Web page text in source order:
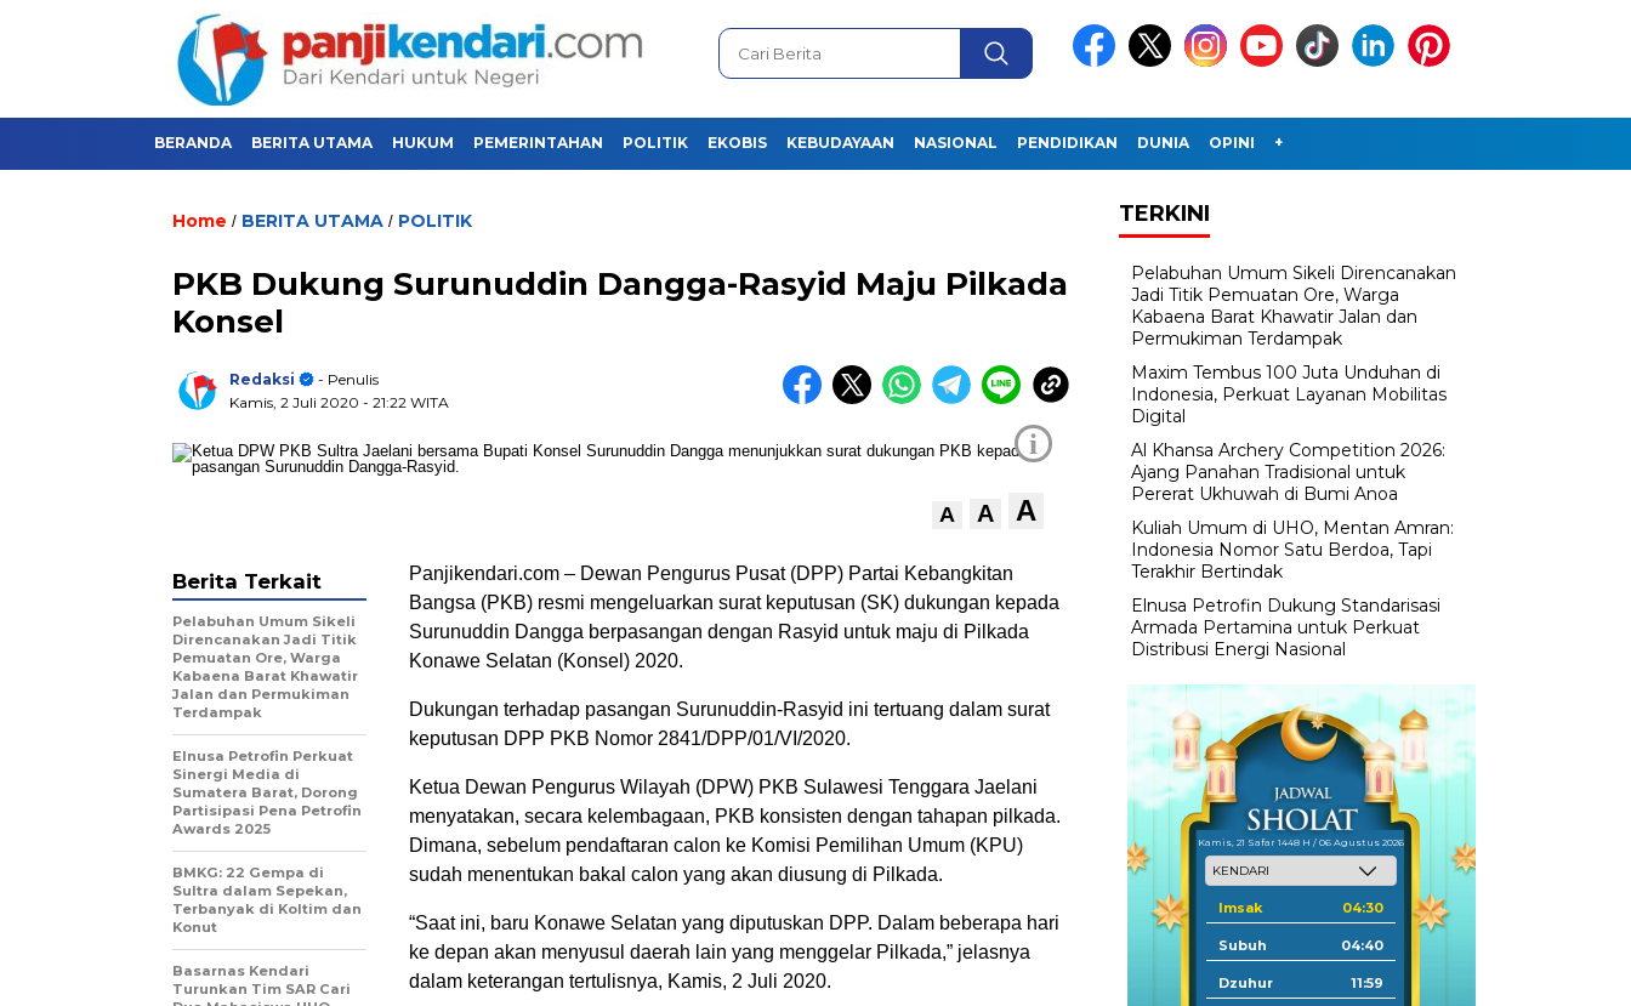
BERANDA BERITA UTAMA HUKUM PEMERINTAHAN POLITIK EKOBIS KEBUDAYAAN NASIONAL PENDIDIKAN DUNIA OPINI +
Home / BERITA UTAMA / POLITIK
PKB Dukung Surunuddin Dangga-Rasyid Maju Pilkada
Konsel
Redaksi
- Penulis
Kamis, 2 Juli 2020 - 21:22 WITA
i
A A A
Panjikendari.com – Dewan Pengurus Pusat (DPP) Partai Kebangkitan
Bangsa (PKB) resmi mengeluarkan surat keputusan (SK) dukungan kepada
Surunuddin Dangga berpasangan dengan Rasyid untuk maju di Pilkada
Konawe Selatan (Konsel) 2020.
Dukungan terhadap pasangan Surunuddin-Rasyid ini tertuang dalam surat
keputusan DPP PKB Nomor 2841/DPP/01/VI/2020.
Ketua Dewan Pengurus Wilayah (DPW) PKB Sulawesi Tenggara Jaelani
menyatakan, secara kelembagaan, PKB konsisten dengan tahapan pilkada.
Dimana, sebelum pendaftaran calon ke Komisi Pemilihan Umum (KPU)
sudah menentukan bakal calon yang akan diusung di Pilkada.
“Saat ini, baru Konawe Selatan yang diputuskan DPP. Dalam beberapa hari
ke depan akan menyusul daerah lain yang menggelar Pilkada,” jelasnya
dalam keterangan tertulisnya, Kamis, 2 Juli 2020.
Berita Terkait
Pelabuhan Umum Sikeli
Direncanakan Jadi Titik
Pemuatan Ore, Warga
Kabaena Barat Khawatir
Jalan dan Permukiman
Terdampak
Elnusa Petrofin Perkuat
Sinergi Media di
Sumatera Barat, Dorong
Partisipasi Pena Petrofin
Awards 2025
BMKG: 22 Gempa di
Sultra dalam Sepekan,
Terbanyak di Koltim dan
Konut
Basarnas Kendari
Turunkan Tim SAR Cari
TERKINI
Pelabuhan Umum Sikeli Direncanakan
Jadi Titik Pemuatan Ore, Warga
Kabaena Barat Khawatir Jalan dan
Permukiman Terdampak
Maxim Tembus 100 Juta Unduhan di
Indonesia, Perkuat Layanan Mobilitas
Digital
Al Khansa Archery Competition 2026:
Ajang Panahan Tradisional untuk
Pererat Ukhuwah di Bumi Anoa
Kuliah Umum di UHO, Mentan Amran:
Indonesia Nomor Satu Berdoa, Tapi
Terakhir Bertindak
Elnusa Petrofin Dukung Standarisasi
Armada Pertamina untuk Perkuat
Distribusi Energi Nasional
Kamis, 21 Safar 1448 H / 06 Agustus 2026
Imsak 04:30
Subuh 04:40
Dzuhur 11:59